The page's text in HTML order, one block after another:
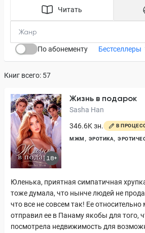
Читать
По абонементу Бестселлеры
Книг всего: 57
18+
Жизнь в подарок
Sasha Han
346.6K зн.
В
МЖМ ЭРОТИКА
Юленька, приятная симпатичная
тоже думала, что нынче людей не
что все не совсем так! Ее
отправил ее в Панаму якобы для того,
посмотрела недвижимость для